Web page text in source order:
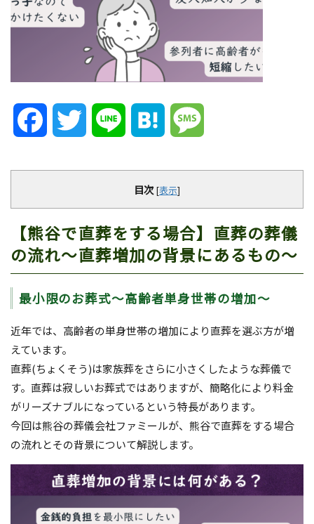
FacebookTwitter Line Hatena
目次 [表示]
【熊谷で直葬をする場合】直葬の葬儀
の流れ～直葬増加の背景にあるもの～
最小限のお葬式～高齢者単身世帯の増加～
近年では、高齢者の単身世帯の増加により直葬を選ぶ方が増
えています。
直葬(ちょくそう)は家族葬をさらに小さくしたような葬儀で
す。直葬は寂しいお葬式ではありますが、簡略化により料金
がリーズナブルになっているという特長があります。
今回は熊谷の葬儀会社ファミールが、熊谷で直葬をする場合
の流れとその背景について解説します。